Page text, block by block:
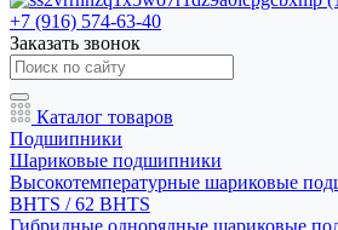
+7 (916) 574-63-40
Заказать звонок
Каталог товаров
Подшипники
Шариковые подшипники
Высокотемпературные шариковые
BHTS / 62 BHTS
Гибридные однорядные шариковые